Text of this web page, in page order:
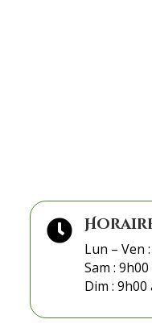

Lun – Ven
Sam :
Dim : 9h00